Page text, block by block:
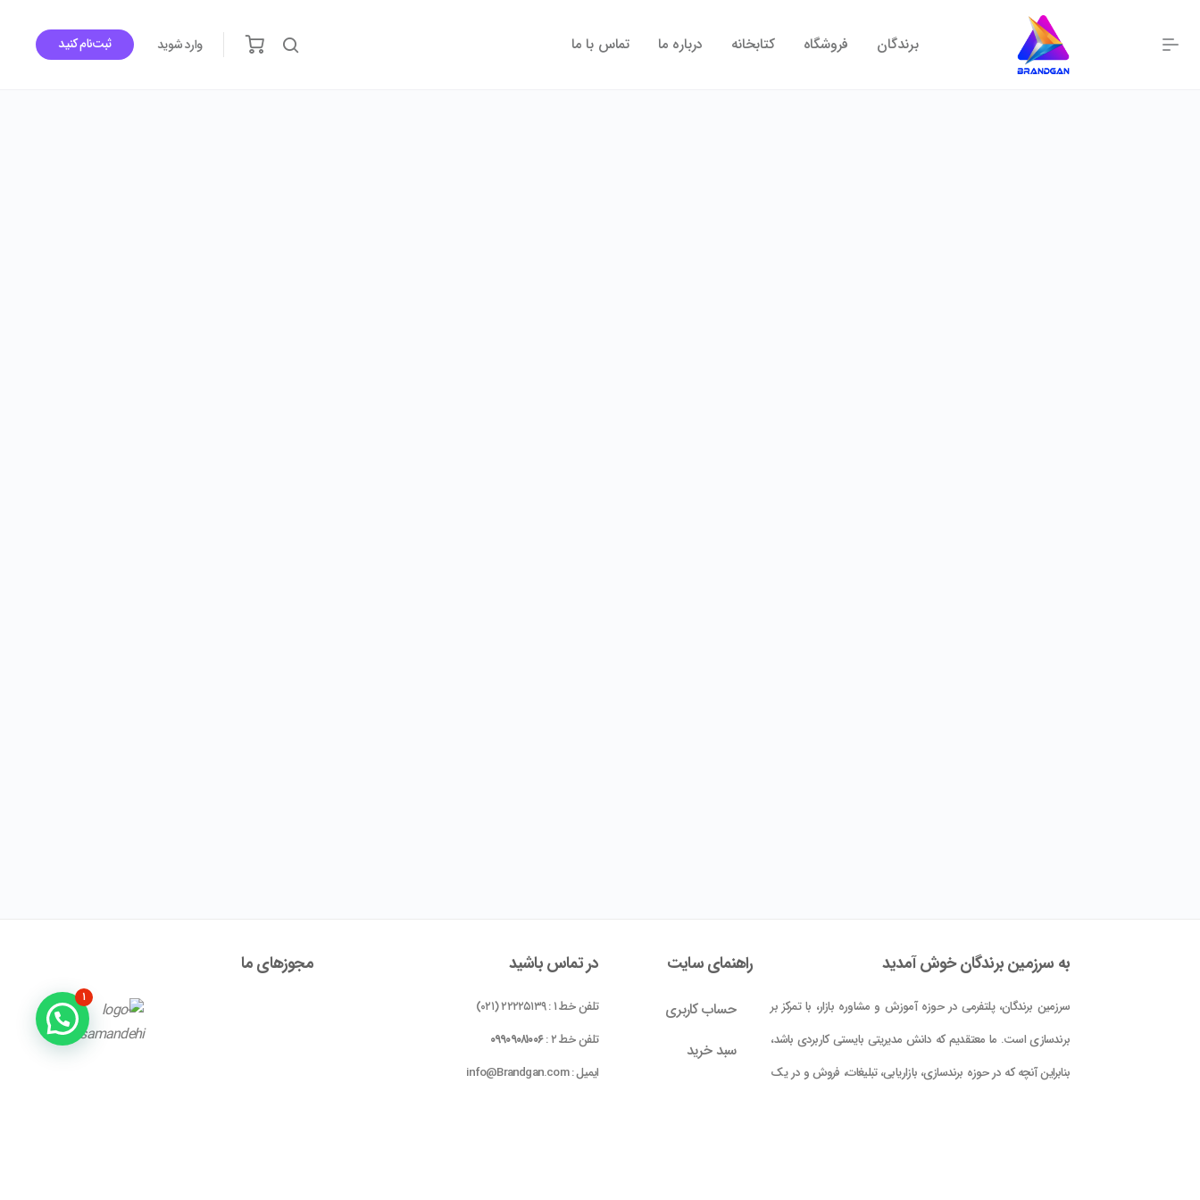
برندگان فروشگاه کتابخانه درباره ما تماس با ما وارد شوید ثبت‌نام کنید
به سرزمین برندگان خوش آمدید
سرزمین برندگان، پلتفرمی در حوزه آموزش و مشاوره بازار، با تمرکز بر
برندسازی است. ما معتقدیم که دانش مدیریتی بایستی کاربردی باشد،
بنابراین آنچه که در حوزه برندسازی، بازاریابی، تبلیغات، فروش و در یک
راهنمای سایت
حساب کاربری
سبد خرید
در تماس باشید
تلفن خط ۱ : ۲۲۲۲۵۱۳۹ (۰۲۱)
تلفن خط ۲ :
۰۹۹۰۹۰۸۱۰۰۶
ایمیل : info@Brandgan.com
مجوز‌های ما
۱